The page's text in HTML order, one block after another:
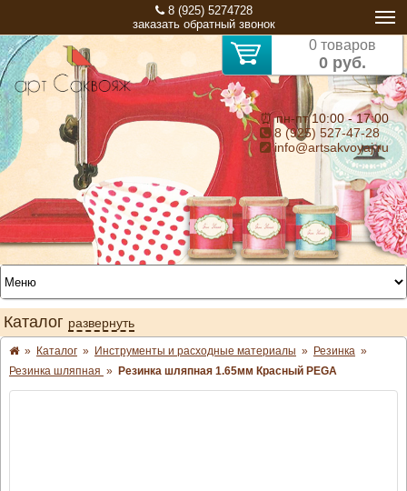
8 (925) 5274728
заказать обратный звонок
0 товаров
0 руб.
⏰ пн-пт 10:00 - 17:00
8 (925) 527-47-28
info@artsakvoyaj.ru
Каталог развернуть
» Каталог » Инструменты и расходные материалы » Резинка »
Резинка шляпная » Резинка шляпная 1.65мм Красный PEGA